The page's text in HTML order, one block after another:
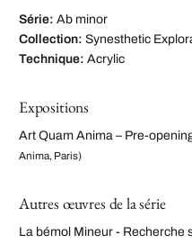
Série: Ab minor
Collection: Synesthetic
Technique: Acrylic
Expositions
Art Quam Anima – Pre-
Anima, Paris)
Autres œuvres de la série
La bémol Mineur - Recherche